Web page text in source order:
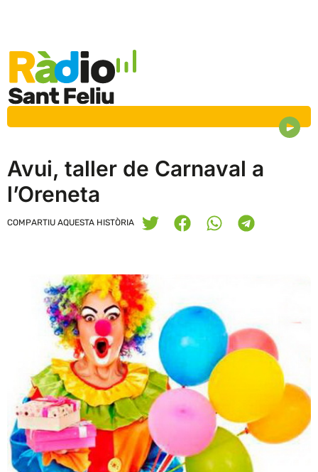
Avui, taller de Carnaval a
l’Oreneta
COMPARTIU AQUESTA HISTÒRIA